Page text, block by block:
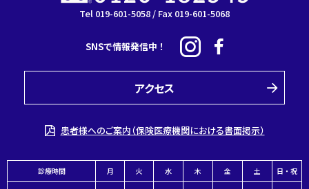
Tel 019-601-5058 / Fax 019-601-5068
SNSで情報発信中！
アクセス
患者様へのご案内（保険医療機関における書面掲示）
診療時間 月 火 水 木 金 土 日・祝